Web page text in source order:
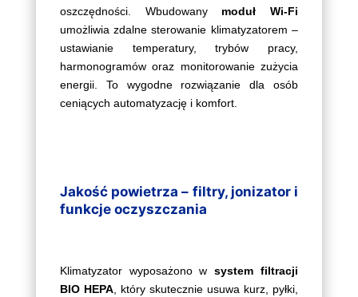
oszczędności. Wbudowany moduł Wi-Fi
umożliwia zdalne sterowanie klimatyzatorem –
ustawianie temperatury, trybów pracy,
harmonogramów oraz monitorowanie zużycia
energii. To wygodne rozwiązanie dla osób
ceniących automatyzację i komfort.
Jakość powietrza – filtry, jonizator i
funkcje oczyszczania
Klimatyzator wyposażono wsystem filtracji
BIO HEPA, który skutecznie usuwa kurz, pyłki,